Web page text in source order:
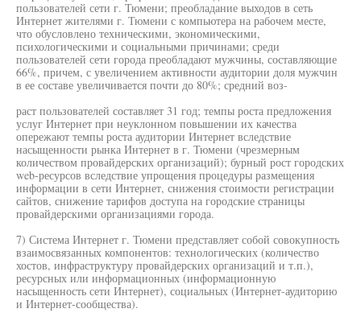
пользователей сети г. Тюмени; преобладание выходов в сеть
Интернет жителями г. Тюмени с компьютера на рабочем месте,
что обусловлено техническими, экономическими,
психологическими и социальными причинами; среди
пользователей сети города преобладают мужчины, составляющие
66%, причем, с увеличением активности аудитории доля мужчин
в ее составе увеличивается почти до 80%; средний воз-
раст пользователей составляет 31 год; темпы роста предложения
услуг Интернет при неуклонном повышении их качества
опережают темпы роста аудитории Интернет вследствие
насыщенности рынка Интернет в г. Тюмени (чрезмерным
количеством провайдерских организаций); бурный рост городских
web-ресурсов вследствие упрощения процедуры размещения
информации в сети Интернет, снижения стоимости регистрации
сайтов, снижение тарифов доступа на городские страницы
провайдерскими организациями города.
7) Система Интернет г. Тюмени представляет собой совокупность
взаимосвязанных компонентов: технологических (количество
хостов, инфраструктуру провайдерских организаций и т.п.),
ресурсных или информационных (информационную
насыщенность сети Интернет), социальных (Интернет-аудиторию
и Интернет-сообщества).